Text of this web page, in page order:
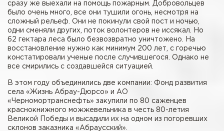
сразу же выехали на помощь пожарным. Добровольцев
было очень много, все они тушили огонь, несмотря на
сложный рельеф. Они не покинули свой пост и ночью,
одни сменяли других, поток волонтеров не иссякал. Но
62 гектара леса было безвозвратно уничтожено. На
восстановление нужно как минимум 200 лет, с горечью
констатировали ученые после случившегося. Однако не
все смирились с создавшейся ситуацией.
В этом году объединились две компании: Фонд развития
села «Жизнь Абрау-Дюрсо» и АО
«Черномортранснефть» закупили по 80 саженцев
краснокнижного можжевельника в честь 80-летия
Великой Победы и высадили их на одном из погоревших
склонов заказника «Абраусский».